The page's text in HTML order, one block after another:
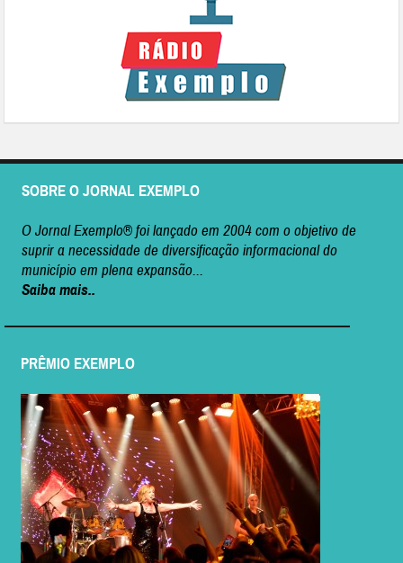
SOBRE O JORNAL EXEMPLO
O Jornal Exemplo® foi lançado em 2004 com o objetivo de
suprir a necessidade de diversificação informacional do
município em plena expansão...
Saiba mais..
PRÊMIO EXEMPLO